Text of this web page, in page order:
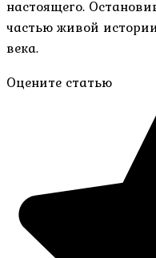
настоящего.
частью живой
века.
Оцените статью